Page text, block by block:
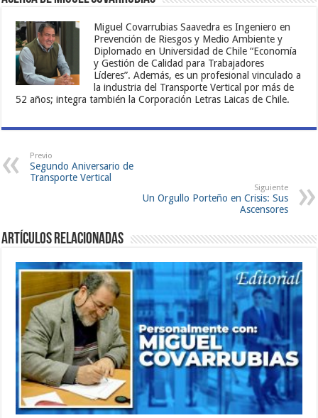
Miguel Covarrubias Saavedra es Ingeniero en
Prevención de Riesgos y Medio Ambiente y
Diplomado en Universidad de Chile “Economía
y Gestión de Calidad para Trabajadores
Líderes”. Además, es un profesional vinculado a
la industria del Transporte Vertical por más de
52 años; integra también la Corporación Letras Laicas de Chile.
Previo
Segundo Aniversario de
Transporte Vertical
Siguiente
Un Orgullo Porteño en Crisis: Sus
Ascensores
Artículos Relacionadas